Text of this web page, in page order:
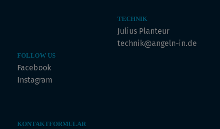
TECHNIK
Julius Planteur
technik@angeln-in.de
FOLLOW US
Facebook
Instagram
KONTAKTFORMULAR